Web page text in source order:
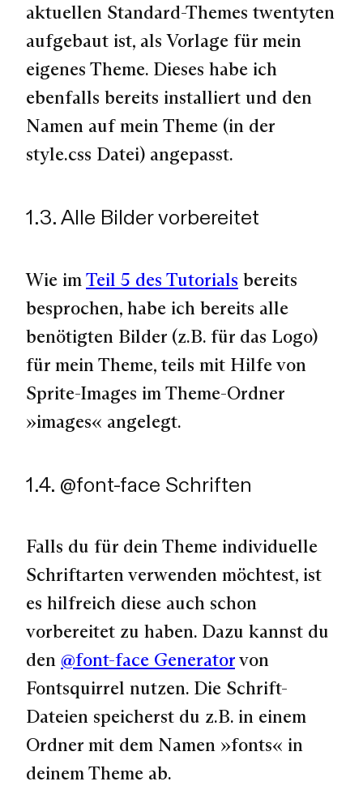
aktuellen Standard-Themes twentyten
aufgebaut ist, als Vorlage für mein
eigenes Theme. Dieses habe ich
ebenfalls bereits installiert und den
Namen auf mein Theme (in der
style.css Datei) angepasst.
1.3. Alle Bilder vorbereitet
Wie imTeil 5 des Tutorials bereits
besprochen, habe ich bereits alle
benötigten Bilder (z.B. für das Logo)
für mein Theme, teils mit Hilfe von
Sprite-Images im Theme-Ordner
»images« angelegt.
1.4. @font-face Schriften
Falls du für dein Theme individuelle
Schriftarten verwenden möchtest, ist
es hilfreich diese auch schon
vorbereitet zu haben. Dazu kannst du
den @font-face Generatorvon
Fontsquirrel nutzen. Die Schrift-
Dateien speicherst du z.B. in einem
Ordner mit dem Namen »fonts« in
deinem Theme ab.